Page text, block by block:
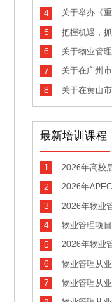
4
5
6
7
8
最新培训课程
1
2
2026年
3
4
5
6
物业管理从
7
物业管理从